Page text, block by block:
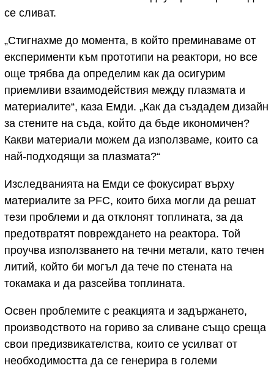
се сливат.
„Стигнахме до момента, в който преминаваме от
експерименти към прототипи на реактори, но все
още трябва да определим как да осигурим
приемливи взаимодействия между плазмата и
материалите“, каза Емди. „Как да създадем дизайн
за стените на съда, който да бъде икономичен?
Какви материали можем да използваме, които са
най-подходящи за плазмата?“
Изследванията на Емди се фокусират върху
материалите за PFC, които биха могли да решат
тези проблеми и да отклонят топлината, за да
предотвратят повреждането на реактора. Той
проучва използването на течни метали, като течен
литий, който би могъл да тече по стената на
токамака и да разсейва топлината.
Освен проблемите с реакцията и задържането,
производството на гориво за сливане също среща
свои предизвикателства, които се усилват от
необходимостта да се генерира в големи